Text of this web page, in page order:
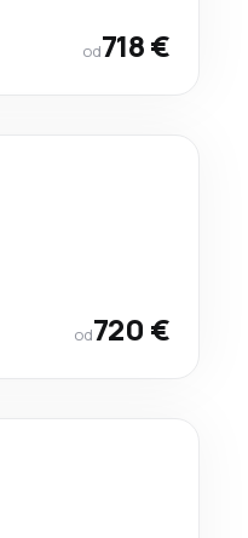
od718 €
od720 €